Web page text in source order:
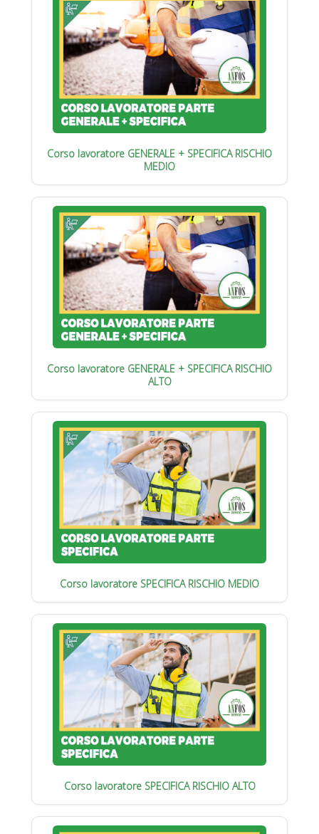
Corso lavoratore GENERALE + SPECIFICA RISCHIO
MEDIO
Corso lavoratore GENERALE + SPECIFICA RISCHIO
ALTO
Corso lavoratore SPECIFICA RISCHIO MEDIO
Corso lavoratore SPECIFICA RISCHIO ALTO